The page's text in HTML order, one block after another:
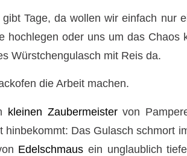
Tage, da wollen wir einfach nur
oder uns um das Chaos
Würstchengulasch mit Reis da.
die Arbeit machen.
kleinen Zaubermeistervon
Das Gulasch schmort
Edelschmaus ein unglaublich